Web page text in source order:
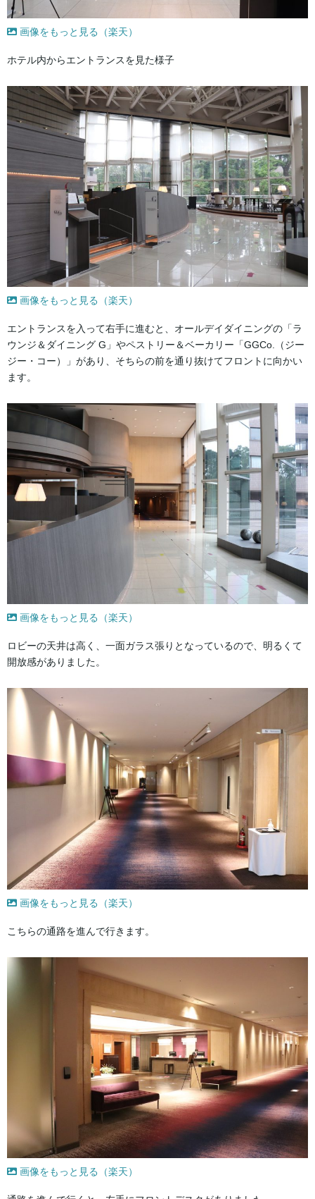
画像をもっと見る（楽天）
ホテル内からエントランスを見た様子
画像をもっと見る（楽天）
エントランスを入って右手に進むと、オールデイダイニングの「ラ
ウンジ＆ダイニング G」やペストリー＆ベーカリー「GGCo.（ジー
ジー・コー）」があり、そちらの前を通り抜けてフロントに向かい
ます。
画像をもっと見る（楽天）
ロビーの天井は高く、一面ガラス張りとなっているので、明るくて
開放感がありました。
画像をもっと見る（楽天）
こちらの通路を進んで行きます。
画像をもっと見る（楽天）